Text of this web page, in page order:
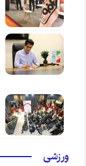
ورزشی